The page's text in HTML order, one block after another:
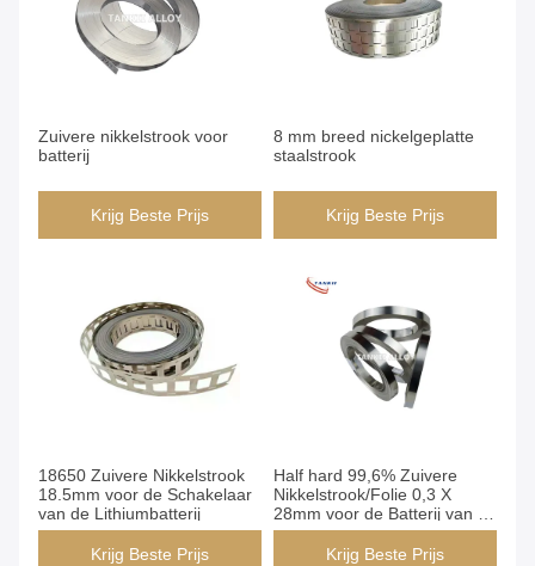
Zuivere nikkelstrook voor
batterij
Krijg Beste Prijs
8 mm breed nickelgeplatte
staalstrook
Krijg Beste Prijs
18650 Zuivere Nikkelstrook
18.5mm voor de Schakelaar
van de Lithiumbatterij
Krijg Beste Prijs
Half hard 99,6% Zuivere
Nikkelstrook/Folie 0,3 X
28mm voor de Batterij van de
Nikkelwaterstof
Krijg Beste Prijs